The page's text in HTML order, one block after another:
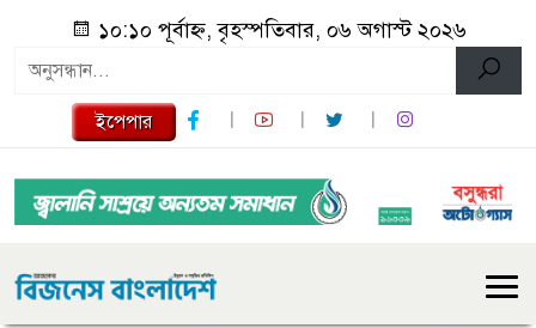
১০:১০ পূর্বাহ্ন, বৃহস্পতিবার, ০৬ অগাস্ট ২০২৬
ইপেপার